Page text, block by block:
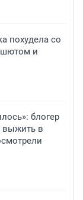
похудела со
и
блогер
выжить в